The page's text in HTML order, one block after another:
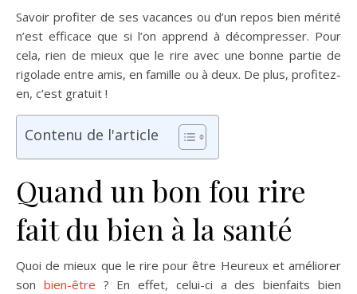
Savoir profiter de ses vacances ou d’un repos bien mérité
n’est efficace que si l’on apprend à décompresser. Pour
cela, rien de mieux que le rire avec une bonne partie de
rigolade entre amis, en famille ou à deux. De plus, profitez-
en, c’est gratuit !
Contenu de l'article
Quand un bon fou rire
fait du bien à la santé
Quoi de mieux que le rire pour être Heureux et améliorer
son bien-être ? En effet, celui-ci a des bienfaits bien